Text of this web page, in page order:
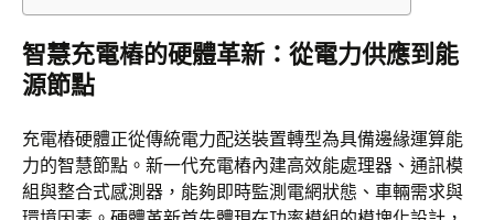
智慧充電樁的硬體革新：從電力供應到能
源節點
充電樁硬體正從傳統電力配送裝置轉型為具備邊緣運算能
力的智慧節點。新一代充電樁內建高效能處理器、通訊模
組與整合式感測器，能夠即時監測電網狀態、車輛需求與